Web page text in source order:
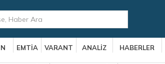
EMTİA VARANT ANALİZ HABERLER